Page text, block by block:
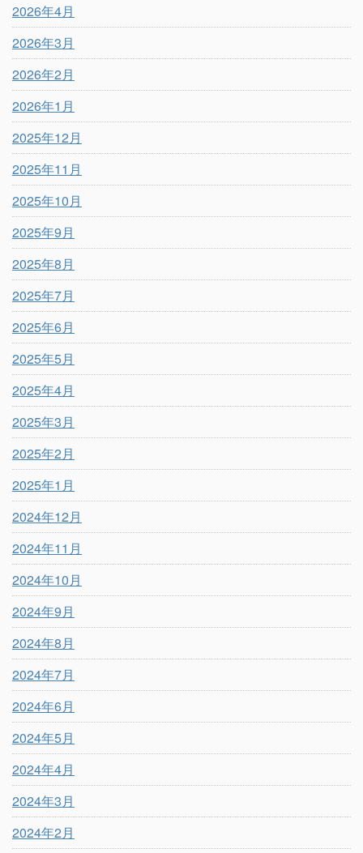
2026年4月
2026年3月
2026年2月
2026年1月
2025年12月
2025年11月
2025年10月
2025年9月
2025年8月
2025年7月
2025年6月
2025年5月
2025年4月
2025年3月
2025年2月
2025年1月
2024年12月
2024年11月
2024年10月
2024年9月
2024年8月
2024年7月
2024年6月
2024年5月
2024年4月
2024年3月
2024年2月